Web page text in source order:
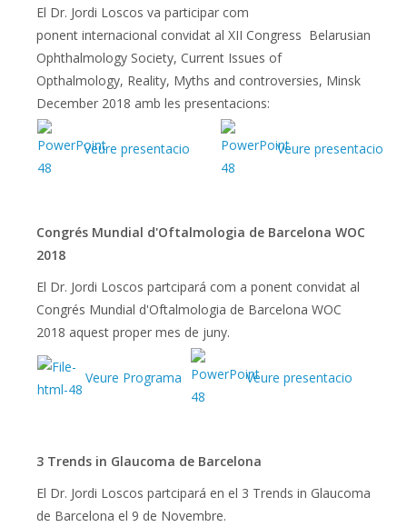
El Dr. Jordi Loscos va participar com
ponent internacional convidat al XII Congress Belarusian
Ophthalmology Society, Current Issues of
Opthalmology, Reality, Myths and controversies, Minsk
December 2018 amb les presentacions:
Veure presentacio Veure presentacio
Congrés Mundial d'Oftalmologia de Barcelona WOC
2018
El Dr. Jordi Loscos partcipará com a ponent convidat al
Congrés Mundial d'Oftalmologia de Barcelona WOC
2018 aquest proper mes de juny.
Veure Programa Veure presentacio
3 Trends in Glaucoma de Barcelona
El Dr. Jordi Loscos partcipará en el 3 Trends in Glaucoma
de Barcelona el 9 de Novembre.